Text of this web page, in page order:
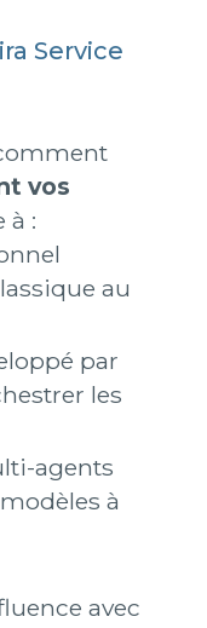
Service
vos
à :
au
par
les
agents
à
avec